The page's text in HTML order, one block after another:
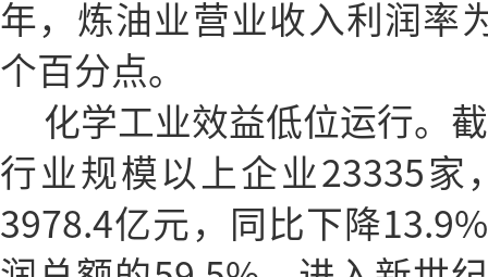
年，炼油业营业收入利润率
个百分点。
化学工业效益低位运行。
行业规模以上企业23335家
3978.4亿元，同比下降